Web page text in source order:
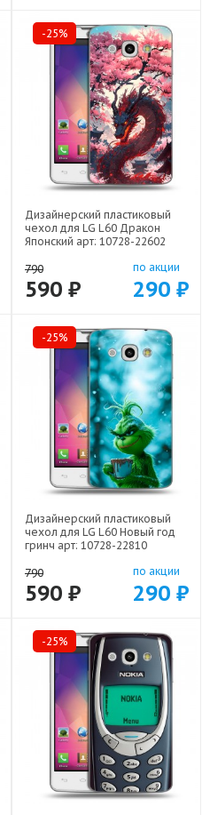
-25%
Дизайнерский пластиковый
чехол для LG L60 Дракон
Японский арт: 10728-22602
790
590 ₽
по акции
290 ₽
-25%
Дизайнерский пластиковый
чехол для LG L60 Новый год
гринч арт: 10728-22810
790
590 ₽
по акции
290 ₽
-25%